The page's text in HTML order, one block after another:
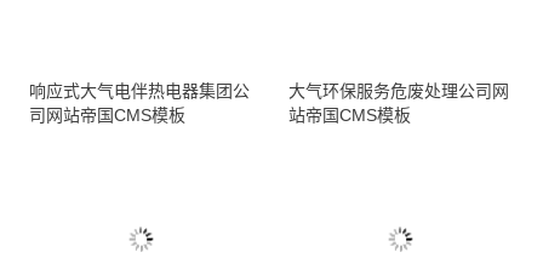
响应式大气电伴热电器集团公
司网站帝国CMS模板
大气环保服务危废处理公司网
站帝国CMS模板